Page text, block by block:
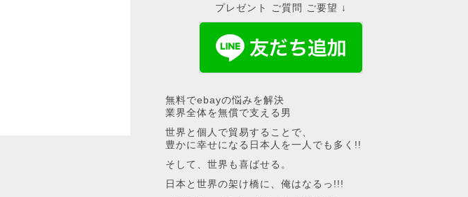
プレゼント ご質問 ご要望 ↓
無料でebayの悩みを解決
業界全体を無償で支える男
世界と個人で貿易することで、
豊かに幸せになる日本人を一人でも多く!!
そして、世界も喜ばせる。
日本と世界の架け橋に、俺はなるっ!!!